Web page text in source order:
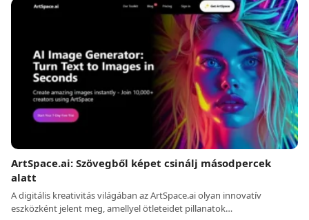
ArtSpace.ai: Szövegből képet csinálj másodpercek
alatt
A digitális kreativitás világában az ArtSpace.ai olyan innovatív
eszközként jelent meg, amellyel ötleteidet pillanatok…